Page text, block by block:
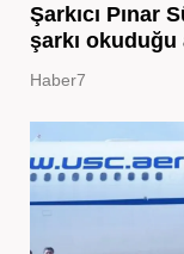
Şarkıcı Pınar
şarkı okuduğu
Haber7